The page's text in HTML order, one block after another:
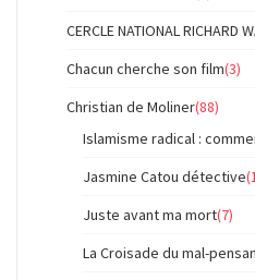
CERCLE NATIONAL RICHARD
Chacun cherche son film(3)
Christian de Moliner(88)
Islamisme radical :
Jasmine Catou détective
Juste avant ma mort(7)
La Croisade du mal-